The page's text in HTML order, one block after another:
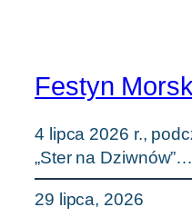
Festyn
4 lipca 2026 r.,
„Ster na Dziwnów”…
29 lipca, 2026